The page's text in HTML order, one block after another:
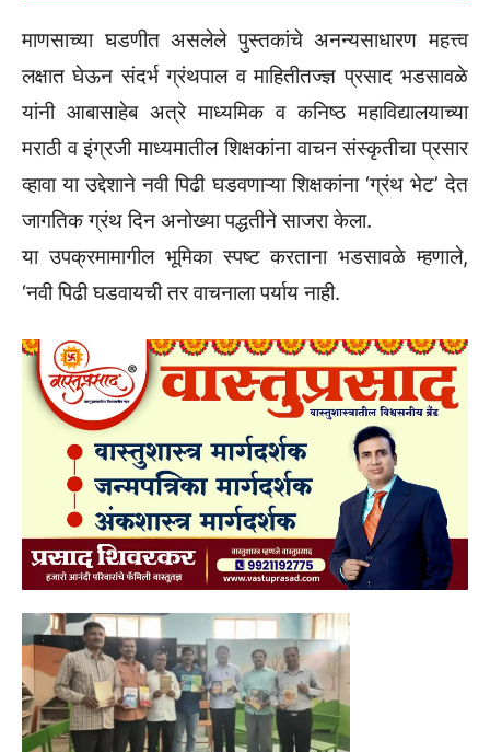
माणसाच्या घडणीत असलेले पुस्तकांचे अनन्यसाधारण महत्त्व
लक्षात घेऊन संदर्भ ग्रंथपाल व माहितीतज्ज्ञ प्रसाद भडसावळे
यांनी आबासाहेब अत्रे माध्यमिक व कनिष्ठ महाविद्यालयाच्या
मराठी व इंग्रजी माध्यमातील शिक्षकांना वाचन संस्कृतीचा प्रसार
व्हावा या उद्देशाने नवी पिढी घडवणाऱ्या शिक्षकांना ‘ग्रंथ भेट’ देत
जागतिक ग्रंथ दिन अनोख्या पद्धतीने साजरा केला.
या उपक्रमामागील भूमिका स्पष्ट करताना भडसावळे म्हणाले,
‘नवी पिढी घडवायची तर वाचनाला पर्याय नाही.